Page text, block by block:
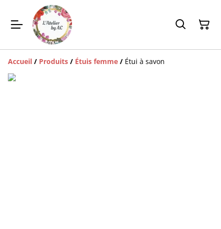
Accueil / Produits / Étuis femme / Étui à savon